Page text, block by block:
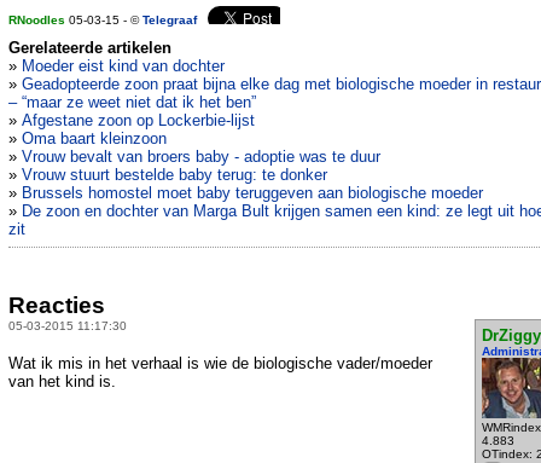
RNoodles 05-03-15 - ©Telegraaf
Gerelateerde artikelen
» Moeder eist kind van dochter
» Geadopteerde zoon praat bijna elke dag met biologische moeder in
– “maar ze weet niet dat ik het ben”
» Afgestane zoon op Lockerbie-lijst
» Oma baart kleinzoon
» Vrouw bevalt van broers baby - adoptie was te duur
» Vrouw stuurt bestelde baby terug: te donker
» Brussels homostel moet baby teruggeven aan biologische moeder
» De zoon en dochter van Marga Bult krijgen samen een kind: ze legt uit
zit
Reacties
05-03-2015 11:17:30
DrZiggy
4.883
OTindex:
Wat ik mis in het verhaal is wie de biologische vader/moeder
van het kind is.